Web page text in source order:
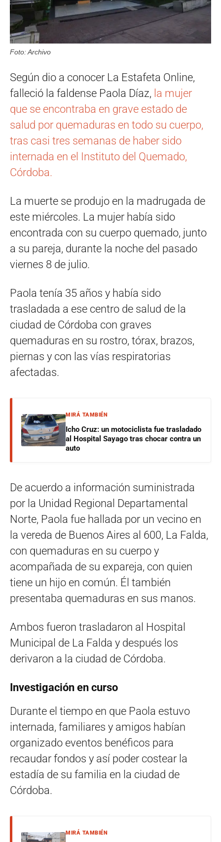
Foto: Archivo
Según dio a conocer La Estafeta Online,
falleció la faldense Paola Díaz, la mujer
que se encontraba en grave estado de
salud por quemaduras en todo su cuerpo,
tras casi tres semanas de haber sido
internada en el Instituto del Quemado,
Córdoba.
La muerte se produjo en la madrugada de
este miércoles. La mujer había sido
encontrada con su cuerpo quemado, junto
a su pareja, durante la noche del pasado
viernes 8 de julio.
Paola tenía 35 años y había sido
trasladada a ese centro de salud de la
ciudad de Córdoba con graves
quemaduras en su rostro, tórax, brazos,
piernas y con las vías respiratorias
afectadas.
MIRÁ TAMBIÉN
Icho Cruz: un motociclista fue trasladado
al Hospital Sayago tras chocar contra un
auto
De acuerdo a información suministrada
por la Unidad Regional Departamental
Norte, Paola fue hallada por un vecino en
la vereda de Buenos Aires al 600, La Falda,
con quemaduras en su cuerpo y
acompañada de su expareja, con quien
tiene un hijo en común. Él también
presentaba quemaduras en sus manos.
Ambos fueron trasladaron al Hospital
Municipal de La Falda y después los
derivaron a la ciudad de Córdoba.
Investigación en curso
Durante el tiempo en que Paola estuvo
internada, familiares y amigos habían
organizado eventos benéficos para
recaudar fondos y así poder costear la
estadía de su familia en la ciudad de
Córdoba.
MIRÁ TAMBIÉN